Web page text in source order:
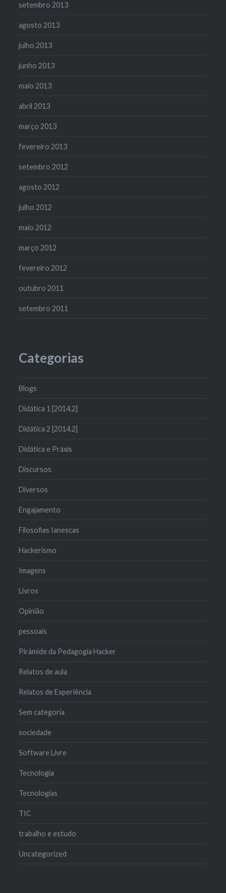
setembro 2013
agosto 2013
julho 2013
junho 2013
maio 2013
abril 2013
março 2013
fevereiro 2013
setembro 2012
agosto 2012
julho 2012
maio 2012
março 2012
fevereiro 2012
outubro 2011
setembro 2011
Categorias
Blogs
Didática 1 [2014.2]
Didática 2 [2014.2]
Didática e Práxis
Discursos
Diversos
Engajamento
Filosofias Ianescas
Hackerismo
Imagens
Livros
Opinião
pessoais
Pirâmide da Pedagogia Hacker
Relatos de aula
Relatos de Experiência
Sem categoria
sociedade
Software Livre
Tecnologia
Tecnologias
TIC
trabalho e estudo
Uncategorized